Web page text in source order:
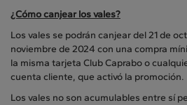
¿Cómo canjear los vales?
Los vales se podrán canjear del 21 de
noviembre de 2024 con una compra
la misma tarjeta Club Caprabo o
cuenta cliente, que activó la promoción.
Los vales no son acumulables entre sí